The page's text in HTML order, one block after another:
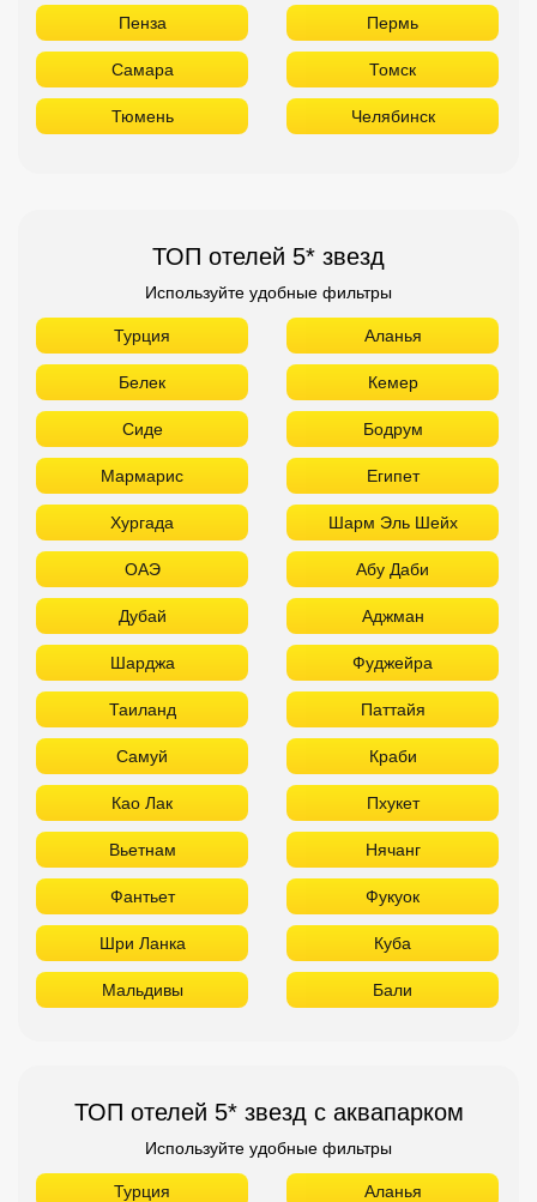
Пенза Пермь
Самара Томск
Тюмень Челябинск
ТОП отелей 5* звезд
Используйте удобные фильтры
Турция Аланья
Белек Кемер
Сиде Бодрум
Мармарис Египет
Хургада Шарм Эль Шейх
ОАЭ Абу Даби
Дубай Аджман
Шарджа Фуджейра
Таиланд Паттайя
Самуй Краби
Као Лак Пхукет
Вьетнам Нячанг
Фантьет Фукуок
Шри Ланка Куба
Мальдивы Бали
ТОП отелей 5* звезд с аквапарком
Используйте удобные фильтры
Турция Аланья